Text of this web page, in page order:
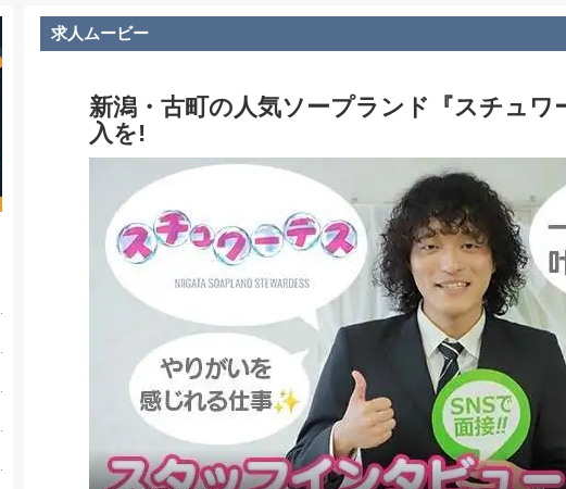
求人ムービー
新潟・古町の人気ソープランド『スチュワ
入を!